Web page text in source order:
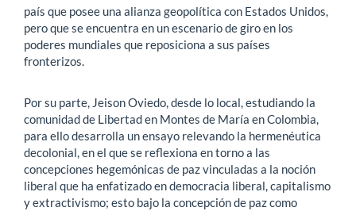
país que posee una alianza geopolítica con Estados Unidos,
pero que se encuentra en un escenario de giro en los
poderes mundiales que reposiciona a sus países
fronterizos.
Por su parte, Jeison Oviedo, desde lo local, estudiando la
comunidad de Libertad en Montes de María en Colombia,
para ello desarrolla un ensayo relevando la hermenéutica
decolonial, en el que se reflexiona en torno a las
concepciones hegemónicas de paz vinculadas a la noción
liberal que ha enfatizado en democracia liberal, capitalismo
y extractivismo; esto bajo la concepción de paz como